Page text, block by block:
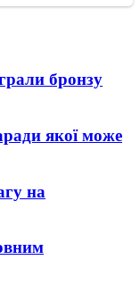
бронзу
якої може
на